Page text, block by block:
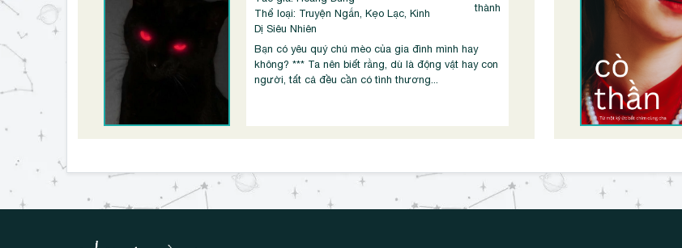
Thể loại: Truyện Ngắn, Kẹo Lạc, Kinh
Dị Siêu Nhiên
thành
Bạn có yêu quý chú mèo của gia đình mình hay
không? *** Ta nên biết rằng, dù là động vật hay con
người, tất cả đều cần có tình thương...